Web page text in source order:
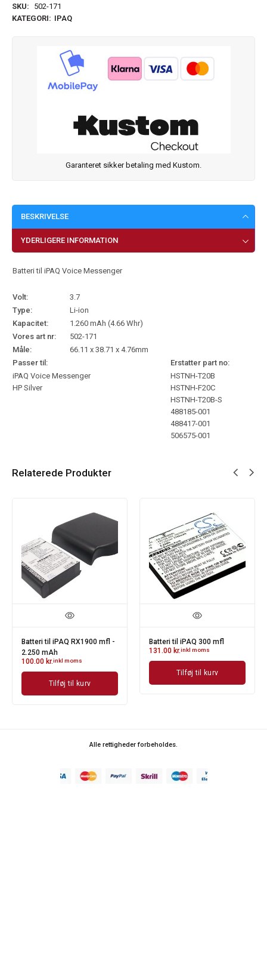
SKU:
502-171
KATEGORI: IPAQ
Garanteret sikker betaling med Kustom.
BESKRIVELSE
YDERLIGERE INFORMATION
Batteri til iPAQ Voice Messenger
Volt:
3.7
Type:
Li-ion
Kapacitet:
1.260 mAh (4.66 Whr)
Vores art nr:
502-171
Måle:
66.11 x 38.71 x 4.76mm
Passer til:
Erstatter part no:
iPAQ Voice Messenger
HP Silver
HSTNH-T20B
HSTNH-F20C
HSTNH-T20B-S
488185-001
488417-001
506575-001
Relaterede Produkter
Batteri til iPAQ RX1900 mfl -
2.250 mAh
100.00 kr.inkl moms
Tilføj til kurv
Batteri til iPAQ 300 mfl
131.00 kr.inkl moms
Tilføj til kurv
Alle rettigheder forbeholdes.